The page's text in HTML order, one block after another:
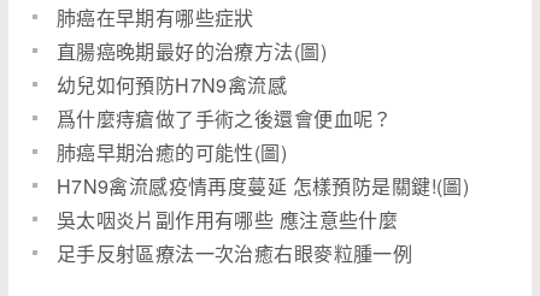
肺癌在早期有哪些症狀
直腸癌晚期最好的治療方法(圖)
幼兒如何預防H7N9禽流感
爲什麼痔瘡做了手術之後還會便血呢？
肺癌早期治癒的可能性(圖)
H7N9禽流感疫情再度蔓延 怎樣預防是關鍵!(圖)
吳太咽炎片副作用有哪些 應注意些什麼
足手反射區療法一次治癒右眼麥粒腫一例